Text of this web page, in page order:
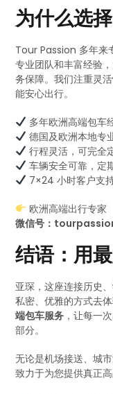
为什么选
Tour Passion 多年来
专业团队和丰富经验
务保障。我们注重灵
能安心出行。
多年欧洲高端包车
德国及欧洲本地专
行程灵活，可完全
车辆安全可靠，定
7×24 小时客户支
欧洲高端出行专家
微信号：
结语：用
亚琛，这座连接历史
私密、优雅的方式去体
端包车服务 ，让每一
部分。
无论是机场接送、城
致力于为您提供真正高